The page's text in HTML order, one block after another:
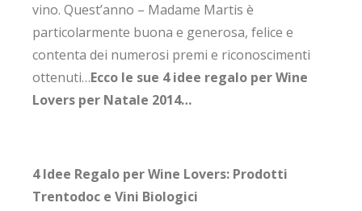
vino. Quest’anno – Madame Martis è
particolarmente buona e generosa, felice e
contenta dei numerosi premi e riconoscimenti
ottenuti…Ecco le sue 4 idee regalo per Wine
Lovers per Natale 2014…
4 Idee Regalo per Wine Lovers: Prodotti
Trentodoc e Vini Biologici